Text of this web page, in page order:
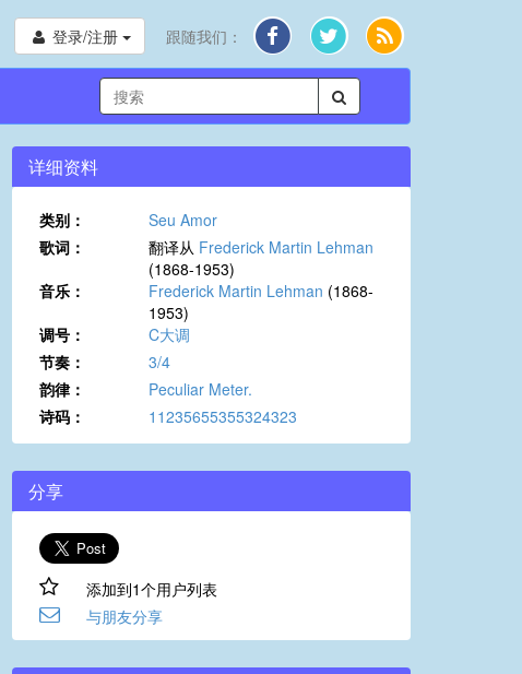
登录/注册 跟随我们：
详细资料
类别：
Seu Amor
歌词：
翻译从 Frederick Martin Lehman
(1868-1953)
音乐：
Frederick Martin Lehman (1868-
1953)
调号：
C大调
节奏：
3/4
韵律：
Peculiar Meter.
诗码：
11235655355324323
分享
添加到1个用户列表
与朋友分享